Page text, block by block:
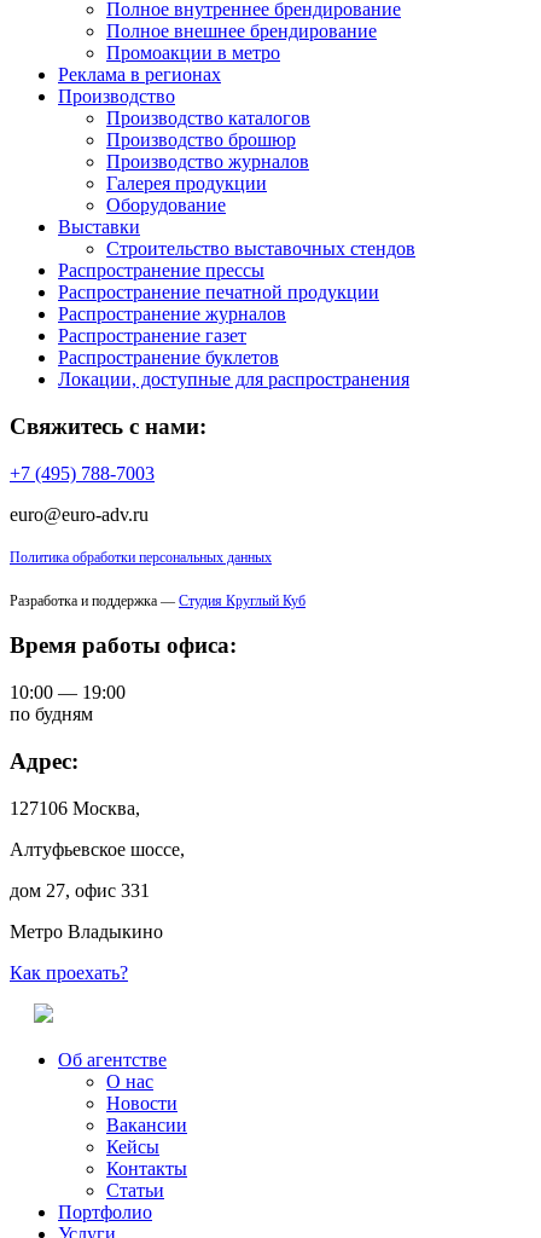
Полное внутреннее брендирование
Полное внешнее брендирование
Промоакции в метро
Реклама в регионах
Производство
Производство каталогов
Производство брошюр
Производство журналов
Галерея продукции
Оборудование
Выставки
Строительство выставочных стендов
Распространение прессы
Распространение печатной продукции
Распространение журналов
Распространение газет
Распространение буклетов
Локации, доступные для распространения
Свяжитесь с нами:
+7 (495) 788-7003
euro@euro-adv.ru
Политика обработки персональных данных
Разработка и поддержка — Студия Круглый Куб
Время работы офиса:
10:00 — 19:00
по будням
Адрес:
127106 Москва,
Алтуфьевское шоссе,
дом 27, офис 331
Метро Владыкино
Как проехать?
Об агентстве
О нас
Новости
Вакансии
Кейсы
Контакты
Статьи
Портфолио
Услуги